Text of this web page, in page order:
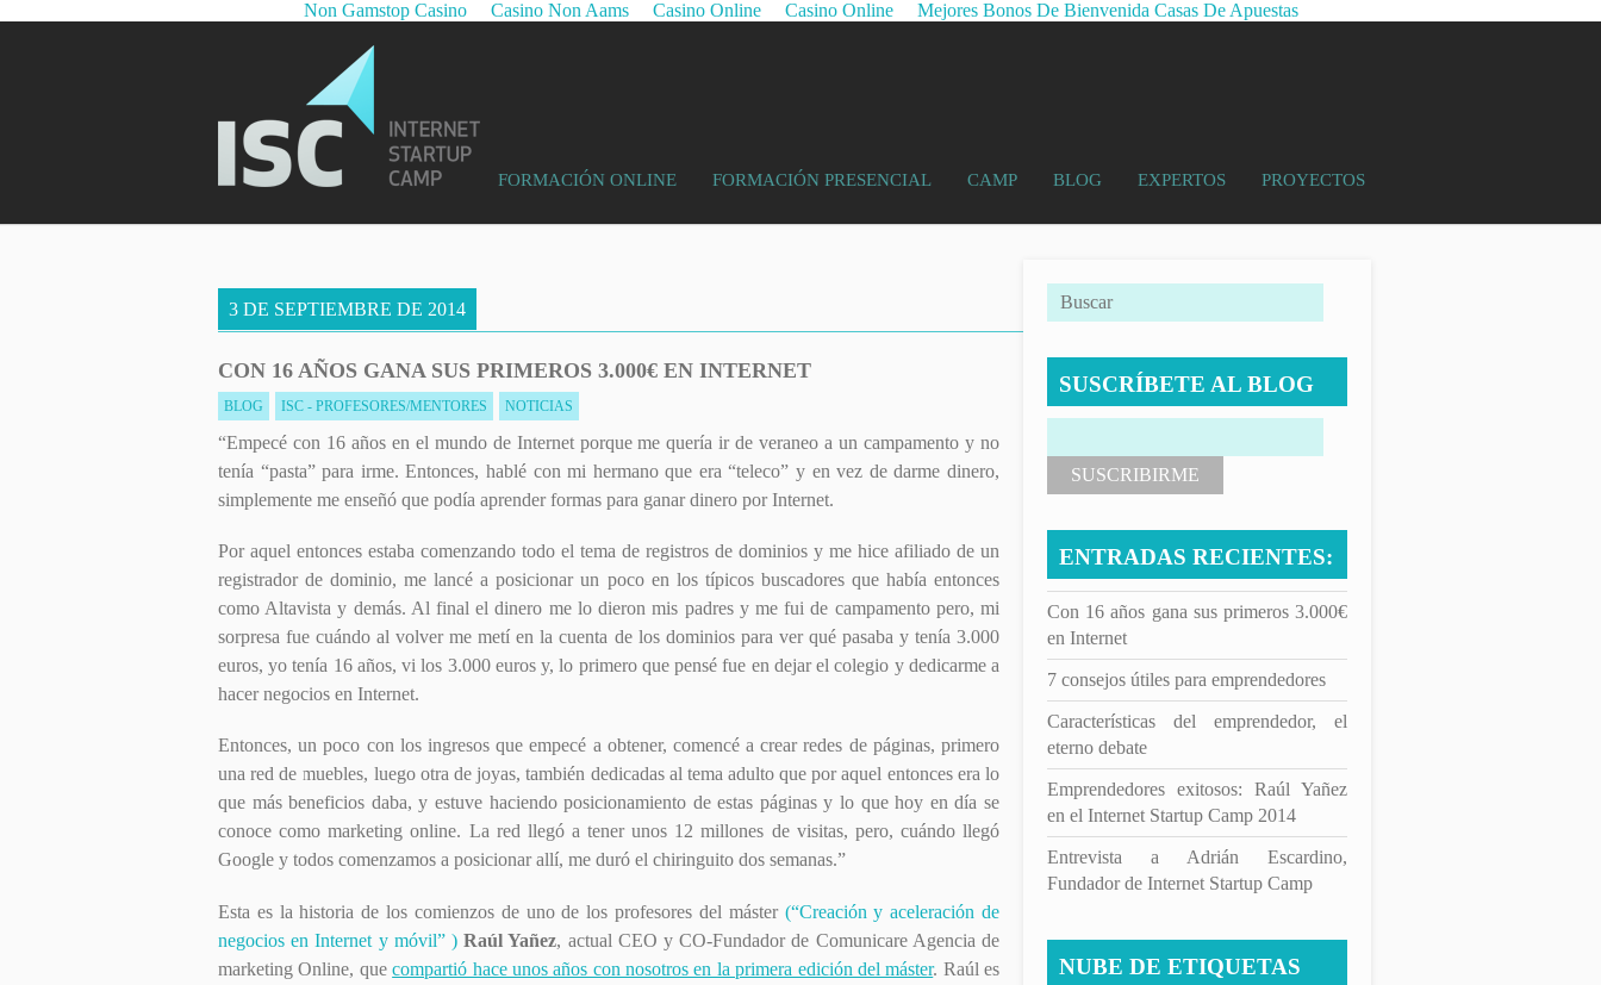
Non Gamstop Casino Casino Non Aams Casino Online Casino Online Mejores Bonos De Bienvenida Casas De Apuestas
FORMACIÓN ONLINE FORMACIÓN PRESENCIAL CAMP BLOG EXPERTOS PROYECTOS
3 DE SEPTIEMBRE DE 2014
CON 16 AÑOS GANA SUS PRIMEROS 3.000€ EN INTERNET
BLOG ISC - PROFESORES/MENTORES NOTICIAS
“Empecé con 16 años en el mundo de Internet porque me quería ir de veraneo a un campamento y no
tenía “pasta” para irme. Entonces, hablé con mi hermano que era “teleco” y en vez de darme dinero,
simplemente me enseñó que podía aprender formas para ganar dinero por Internet.
Por aquel entonces estaba comenzando todo el tema de registros de dominios y me hice afiliado de un
registrador de dominio, me lancé a posicionar un poco en los típicos buscadores que había entonces
como Altavista y demás. Al final el dinero me lo dieron mis padres y me fui de campamento pero, mi
sorpresa fue cuándo al volver me metí en la cuenta de los dominios para ver qué pasaba y tenía 3.000
euros, yo tenía 16 años, vi los 3.000 euros y, lo primero que pensé fue en dejar el colegio y dedicarme a
hacer negocios en Internet.
Entonces, un poco con los ingresos que empecé a obtener, comencé a crear redes de páginas, primero
una red de muebles, luego otra de joyas, también dedicadas al tema adulto que por aquel entonces era lo
que más beneficios daba, y estuve haciendo posicionamiento de estas páginas y lo que hoy en día se
conoce como marketing online. La red llegó a tener unos 12 millones de visitas, pero, cuándo llegó
Google y todos comenzamos a posicionar allí, me duró el chiringuito dos semanas.”
Esta es la historia de los comienzos de uno de los profesores del máster(“Creación y aceleración de
negocios en Internet y móvil” )Raúl Yañez, actual CEO y CO-Fundador de Comunicare Agencia de
marketing Online, quecompartió hace unos años con nosotros en la primera edición del máster. Raúl es
SUSCRÍBETE AL BLOG
ENTRADAS RECIENTES:
Con 16 años gana sus primeros 3.000€
en Internet
7 consejos útiles para emprendedores
Características del emprendedor, el
eterno debate
Emprendedores exitosos: Raúl Yañez
en el Internet Startup Camp 2014
Entrevista a Adrián Escardino,
Fundador de Internet Startup Camp
NUBE DE ETIQUETAS